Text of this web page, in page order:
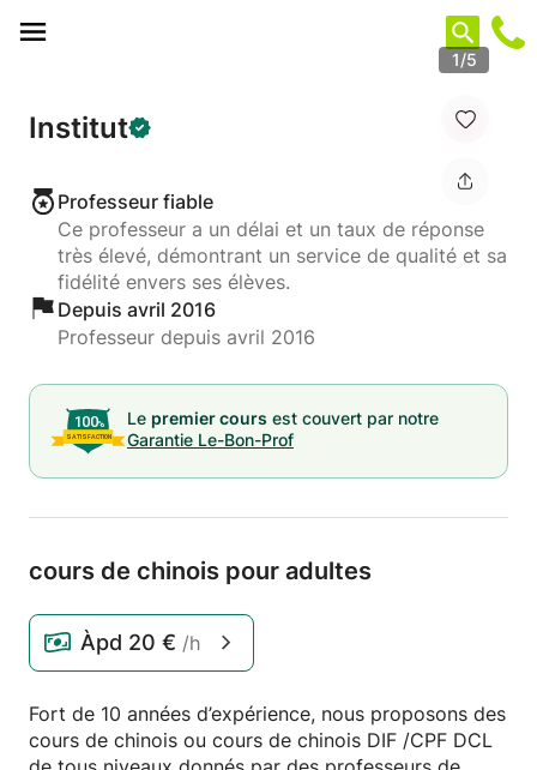
1/5
Institut
Professeur fiable
Ce professeur a un délai et un taux de réponse
très élevé, démontrant un service de qualité et sa
fidélité envers ses élèves.
Depuis avril 2016
Professeur depuis avril 2016
Le premier cours est couvert par notre
Garantie Le-Bon-Prof
cours de chinois pour adultes
Àpd 20 € /h
Fort de 10 années d’expérience, nous proposons des
cours de chinois ou cours de chinois DIF /CPF DCL